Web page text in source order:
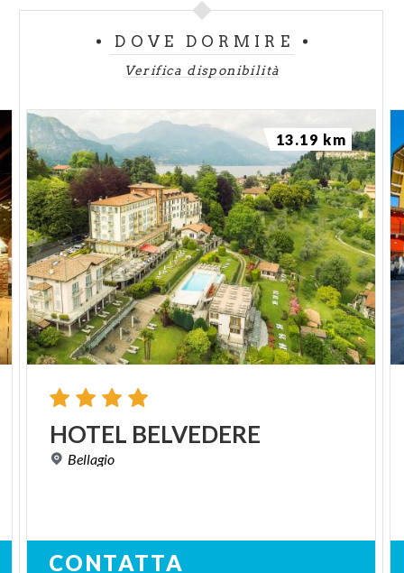
DOVE DORMIRE
Verifica disponibilità
HOTEL BELVEDERE
Bellagio
CONTATTA
13.19 km